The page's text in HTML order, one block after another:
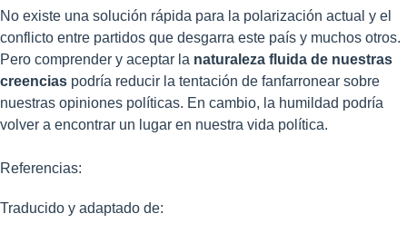
No existe una solución rápida para la polarización actual y el
conflicto entre partidos que desgarra este país y muchos otros.
Pero comprender y aceptar la naturaleza fluida de nuestras
creencias podría reducir la tentación de fanfarronear sobre
nuestras opiniones políticas. En cambio, la humildad podría
volver a encontrar un lugar en nuestra vida política.
Referencias:
Traducido y adaptado de: